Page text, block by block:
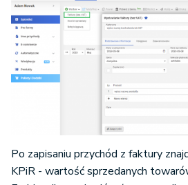
Po zapisaniu przychód z faktury
KPiR - wartość sprzedanych